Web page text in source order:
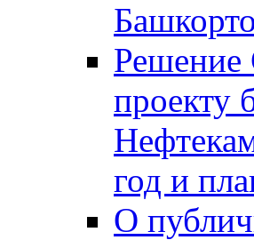
Решение
проекту
год и
О